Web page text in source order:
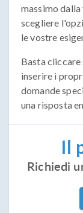
massimo
scegliere
le vostre
Basta
inserire i
domande
una risposta
Il
Richiedi